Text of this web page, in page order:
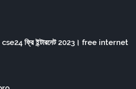
ফ্রি ইন্টারনেট 2023। free internet